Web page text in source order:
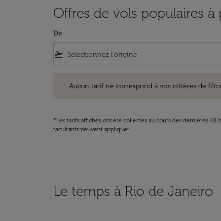
Offres de vols populaires
De
flight_takeoff
Aucun tarif ne correspond à vos critères de
*Les tarifs affichés ont été collectés au cours des dernières
facultatifs peuvent appliquer.
Le temps à Rio de Janeiro